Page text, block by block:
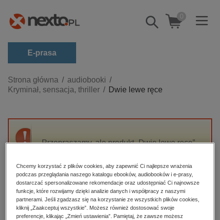
Pokaż/schowaj
wyszukiwarkę
0
E-prasa
Kategorie
Zobacz wszystkie E-prasa
budownictwo, aranżacja wnętrz
darmowe wydania
edukacja
hobby, sport, rozrywka
komputery, internet, technologie, informatyka
Strona główna
audiobooki
Kryminał, sensacja, thriller
Dwie lewe ręce
Przepraszamy, ale produkt „Dwie lewe ręce”
High-contrast mode
Polecane
Chcemy korzystać z plików cookies, aby zapewnić Ci najlepsze wrażenia
podczas przeglądania naszego katalogu ebooków, audiobooków i e-prasy,
dostarczać spersonalizowane rekomendacje oraz udostępniać Ci najnowsze
funkcje, które rozwijamy dzięki analizie danych i współpracy z naszymi
partnerami. Jeśli zgadzasz się na korzystanie ze wszystkich plików cookies,
kliknij „Zaakceptuj wszystkie”. Możesz również dostosować swoje
preferencje, klikając „Zmień ustawienia”. Pamiętaj, że zawsze możesz